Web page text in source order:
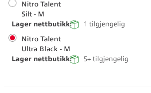
Nitro Talent
Silt - M
Lager nettbutikk: 1 tilgjengelig
Nitro Talent
Ultra Black - M
Lager nettbutikk: 5+ tilgjengelig